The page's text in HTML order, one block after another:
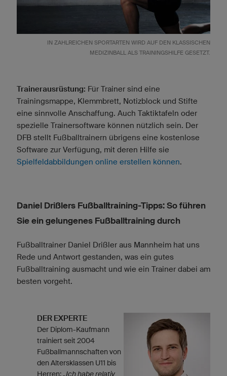
IN ZAHLREICHEN SPORTARTEN WIRD AUF DEN KLASSISCHEN
MEDIZINBALL ALS TRAININGSHILFE GESETZT.
Trainerausrüstung: Für Trainer sind eine
Trainingsmappe, Klemmbrett, Notizblock und Stifte
eine sinnvolle Anschaffung. Auch Taktiktafeln oder
spezielle Trainersoftware können nützlich sein. Der
DFB stellt Fußballtrainern übrigens eine kostenlose
Software zur Verfügung, mit deren Hilfe sie
Spielfeldabbildungen online erstellen können.
Daniel Drißlers Fußballtraining-Tipps: So führen
Sie ein gelungenes Fußballtraining durch
Fußballtrainer Daniel Drißler aus Mannheim hat uns
Rede und Antwort gestanden, was ein gutes
Fußballtraining ausmacht und wie ein Trainer dabei am
besten vorgeht.
DER EXPERTE
Der Diplom-Kaufmann
trainiert seit 2004
Fußballmannschaften von
den Altersklassen U11 bis
Herren:„Ich habe relativ